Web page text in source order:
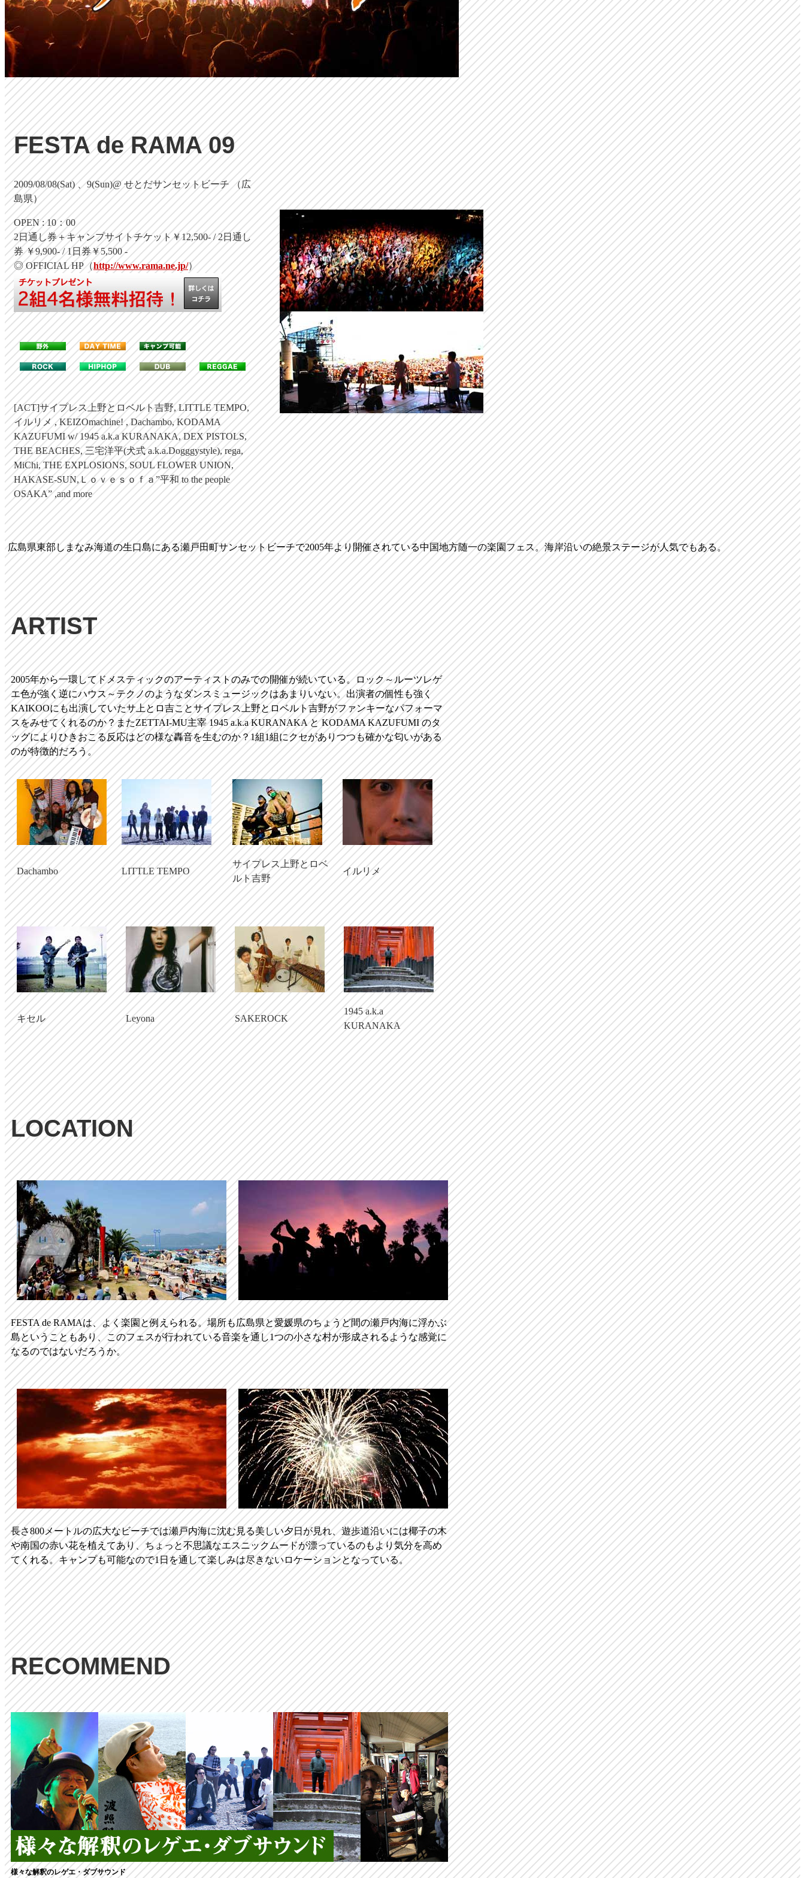
FESTA de RAMA 09
2009/08/08(Sat) 、9(Sun)@せとだサンセットビーチ （広
島県）
OPEN : 10：00
2日通し券＋キャンプサイトチケット￥12,500- / 2日通し
券 ￥9,900- / 1日券￥5,500 -
◎ OFFICIAL HP（http://www.rama.ne.jp/）
[ACT]サイプレス上野とロベルト吉野, LITTLE TEMPO,
イルリメ , KEIZOmachine! , Dachambo, KODAMA
KAZUFUMI w/ 1945 a.k.a KURANAKA, DEX PISTOLS,
THE BEACHES, 三宅洋平(犬式 a.k.a.Dogggystyle), rega,
MiChi, THE EXPLOSIONS, SOUL FLOWER UNION,
HAKASE-SUN,Ｌｏｖｅｓｏｆａ”平和 to the people
OSAKA” ,and more
広島県東部しまなみ海道の生口島にある瀬戸田町サンセットビーチで2005年より開催されている中国地方随一の楽園フェス。海岸沿いの絶景ステージが人気でもある。
ARTIST
2005年から一環してドメスティックのアーティストのみでの開催が続いている。ロック～ルーツレゲ
エ色が強く逆にハウス～テクノのようなダンスミュージックはあまりいない。出演者の個性も強く
KAIKOOにも出演していたサ上とロ吉ことサイプレス上野とロベルト吉野がファンキーなパフォーマ
スをみせてくれるのか？またZETTAI-MU主宰 1945 a.k.a KURANAKA と KODAMA KAZUFUMI のタ
ッグによりひきおこる反応はどの様な轟音を生むのか？1組1組にクセがありつつも確かな匂いがある
のが特徴的だろう。
Dachambo LITTLE TEMPO
サイプレス上野とロベ
ルト吉野
イルリメ
キセル Leyona SAKEROCK
1945 a.k.a
KURANAKA
LOCATION
FESTA de RAMAは、よく楽園と例えられる。場所も広島県と愛媛県のちょうど間の瀬戸内海に浮かぶ
島ということもあり、このフェスが行われている音楽を通し1つの小さな村が形成されるような感覚に
なるのではないだろうか。
長さ800メートルの広大なビーチでは瀬戸内海に沈む見る美しい夕日が見れ、遊歩道沿いには椰子の木
や南国の赤い花を植えてあり、ちょっと不思議なエスニックムードが漂っているのもより気分を高め
てくれる。キャンプも可能なので1日を通して楽しみは尽きないロケーションとなっている。
RECOMMEND
様々な解釈のレゲエ・ダブサウンド